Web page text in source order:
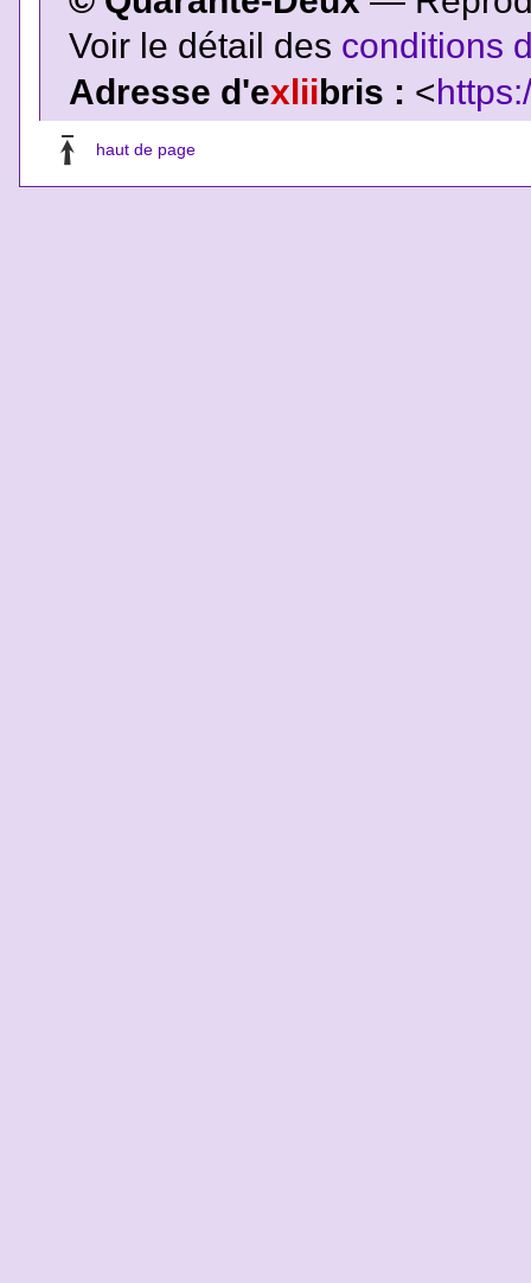
Voir le détail des conditions
Adresse d'exlii bris : <
haut de page